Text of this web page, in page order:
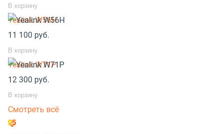
В корзину
Yealink W56H
11 100 руб.
В корзину
Yealink W71P
12 300 руб.
В корзину
Смотреть всё